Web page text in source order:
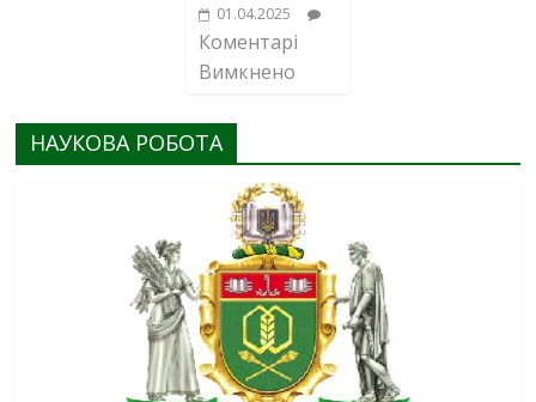
01.04.2025
Коментарі
Вимкнено
НАУКОВА РОБОТА